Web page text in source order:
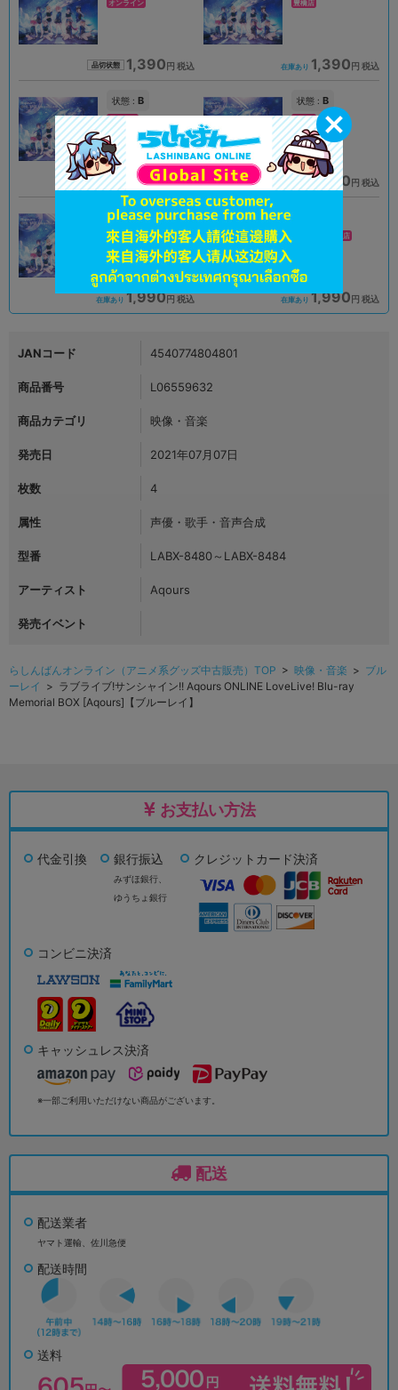
オンライン
品切状態 1,390円 税込
豊橋店
在庫あり 1,390円 税込
状態 : B
宇都宮店
在庫あり 1,584円 税込
状態 : B
大宮店
在庫あり 2,190円 税込
状態 :A
イオンモール高岡店
在庫あり 1,990円 税込
新入荷
アバンティ京都店
在庫あり 1,990円 税込
JANコード 4540774804801
商品番号 L06559632
商品カテゴリ 映像・音楽
発売日 2021年07月07日
枚数 4
属性 声優・歌手・音声合成
型番 LABX-8480～LABX-8484
アーティスト Aqours
発売イベント
らしんばんオンライン（アニメ系グッズ中古販売）TOP > 映像・音楽 > ブル
ーレイ > ラブライブ!サンシャイン!! Aqours ONLINE LoveLive! Blu-ray
Memorial BOX [Aqours]【ブルーレイ】
お支払い方法
代金引換 銀行振込
みずほ銀行、
ゆうちょ銀行
クレジットカード決済
コンビニ決済
キャッシュレス決済
※一部ご利用いただけない商品がございます。
配送
配送業者
ヤマト運輸、佐川急便
配送時間
送料